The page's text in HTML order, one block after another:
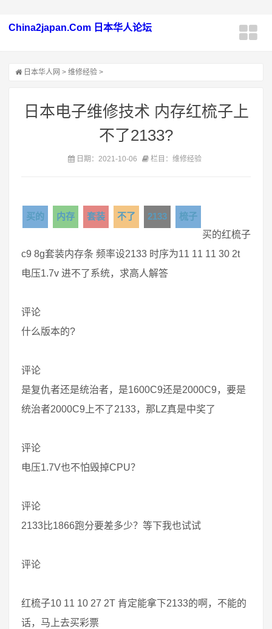
China2japan.Com 日本华人论坛
日本华人网 > 维修经验 >
日本电子维修技术 内存红梳子上
不了2133?
日期：2021-10-06 栏目：维修经验
买的 内存 套装 不了 2133
梳子
买的红梳子
c9 8g套装内存条 频率设2133 时序为11 11 11 30 2t
电压1.7v 进不了系统，求高人解答
评论
什么版本的?
评论
是复仇者还是统治者，是1600C9还是2000C9，要是
统治者2000C9上不了2133，那LZ真是中奖了
评论
电压1.7V也不怕毁掉CPU？
评论
2133比1866跑分要差多少？等下我也试试
评论
红梳子10 11 10 27 2T 肯定能拿下2133的啊，不能的
话，马上去买彩票